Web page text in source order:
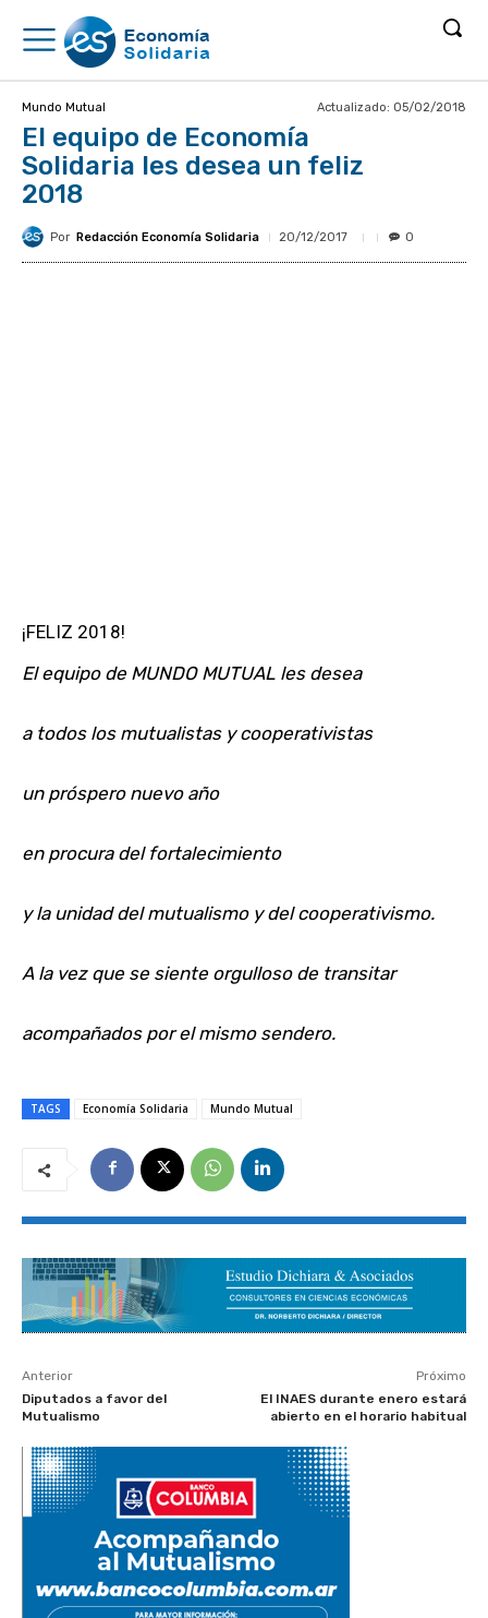
Mundo Mutual Actualizado: 05/02/2018
El equipo de Economía
Solidaria les desea un feliz
2018
Por Redacción Economía Solidaria 20/12/2017 0
¡FELIZ 2018!
El equipo de MUNDO MUTUAL les desea
a todos los mutualistas y cooperativistas
un próspero nuevo año
en procura del fortalecimiento
y la unidad del mutualismo y del cooperativismo.
A la vez que se siente orgulloso de transitar
acompañados por el mismo sendero.
TAGS Economía Solidaria Mundo Mutual
Anterior
Diputados a favor del
Mutualismo
Próximo
El INAES durante enero estará
abierto en el horario habitual